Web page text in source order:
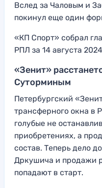
Вслед за Чаловым и
покинул еще один
«КП Спорт» собрал
РПЛ за 14 августа
«Зенит»
Суторминым
Петербургский
трансферного окна в
голубые не
приобретениях, а
состав. Теперь дело
Дркушича и продажи
попадают в старт.